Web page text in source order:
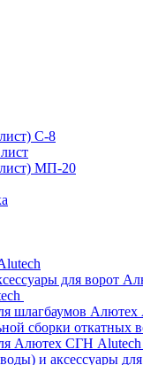
С-8
МП-20
для ворот
шлагбаумов Алютех
сборки
Алютех СГН Alutech
и аксессуары